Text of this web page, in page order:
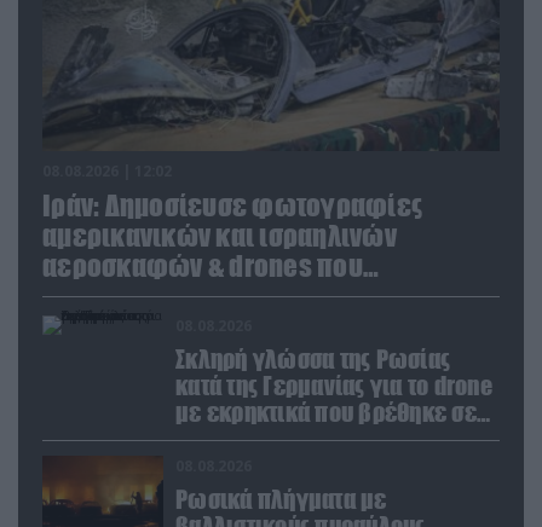
Ιράν: Δημοσίευσε φωτογραφίες
αμερικανικών και ισραηλινών
αεροσκαφών & drones που
καταρρίφθηκαν
Σκληρή γλώσσα της Ρωσίας
κατά της Γερμανίας για το drone
με εκρηκτικά που βρέθηκε σε
αεροδρόμιο της Λειψίας
Ρωσικά πλήγματα με